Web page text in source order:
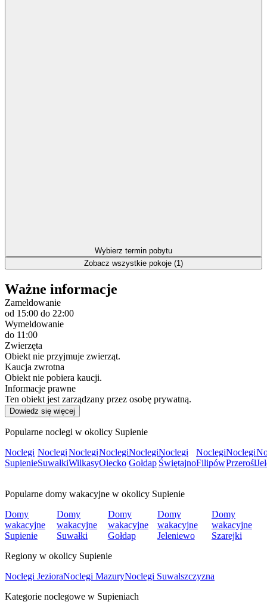
Wybierz termin pobytu
Zobacz wszystkie pokoje (1)
Ważne informacje
Zameldowanie
od 15:00 do 22:00
Wymeldowanie
do 11:00
Zwierzęta
Obiekt nie przyjmuje zwierząt.
Kaucja zwrotna
Obiekt nie pobiera kaucji.
Informacje prawne
Ten obiekt jest zarządzany przez osobę prywatną.
Dowiedz się więcej
Popularne noclegi w okolicy Supienie
Noclegi
Supienie
Noclegi
Suwałki
Noclegi
Wilkasy
Noclegi
Olecko
Noclegi
Gołdap
Noclegi
Świętajno
Noclegi
Filipów
Noclegi
Przerośl
Popularne domy wakacyjne w okolicy Supienie
Domy
wakacyjne
Supienie
Domy
wakacyjne
Suwałki
Domy
wakacyjne
Gołdap
Domy
wakacyjne
Jeleniewo
Domy
wakacyjne
Szarejki
Regiony w okolicy Supienie
Noclegi JezioraNoclegi MazuryNoclegi Suwalszczyzna
Kategorie noclegowe w Supieniach